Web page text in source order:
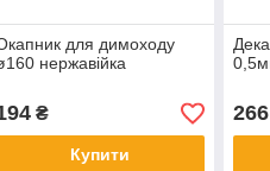
для димоходу
нержавійка
₴
Купити
266